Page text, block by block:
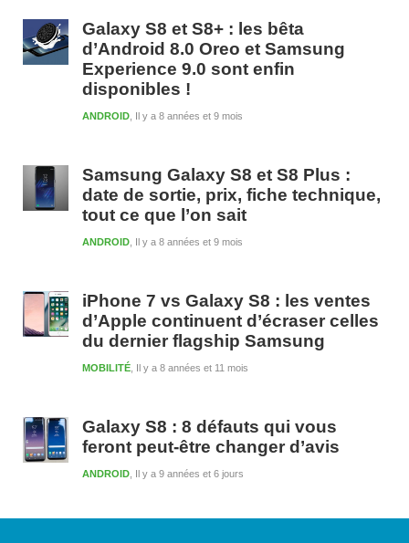
Galaxy S8 et S8+ : les bêta
d’Android 8.0 Oreo et Samsung
Experience 9.0 sont enfin
disponibles !
Il y a 8 années et 9 mois
ANDROID
Samsung Galaxy S8 et S8 Plus :
date de sortie, prix, fiche technique,
tout ce que l’on sait
Il y a 8 années et 9 mois
ANDROID
iPhone 7 vs Galaxy S8 : les ventes
d’Apple continuent d’écraser celles
du dernier flagship Samsung
Il y a 8 années et 11 mois
MOBILITÉ
Galaxy S8 : 8 défauts qui vous
feront peut-être changer d’avis
Il y a 9 années et 6 jours
ANDROID